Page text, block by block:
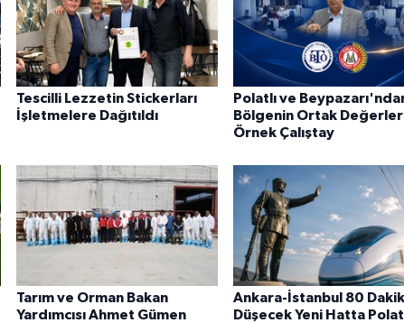
Tescilli Lezzetin Stickerları
İşletmelere Dağıtıldı
Polatlı ve
Bölgenin Ortak
Örnek Çalıştay
Tarım ve Orman Bakan
Yardımcısı Ahmet Gümen
Ankara-İstanbul 80
Düşecek Yeni Hatta